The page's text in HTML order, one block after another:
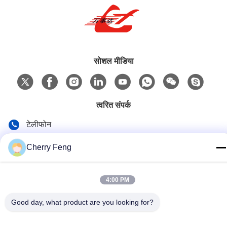
सोशल मीडिया
त्वरित संपर्क
टेलीफोन
ई-मेल
sales@balerofchina.com
Cherry Feng
4:00 PM
Good day, what product are you looking for?